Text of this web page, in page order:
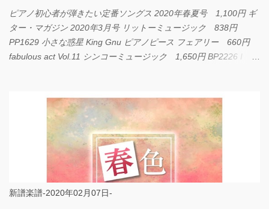
ピアノ初心者が弾きたい定番ソングス 2020年春夏号 1,100円 ギ
ター・マガジン 2020年3月号 リットーミュージック 838円
PP1629 小さな惑星 King Gnu ピアノピース フェアリー 660円
fabulous act Vol.11 シンコーミュージック 1,650円 BP2226 I
新譜楽譜-2020年02月07日-